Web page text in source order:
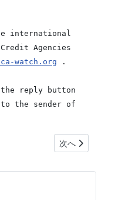
international
Agencies
watch.org .
reply button
the sender of
の意見 次の記事へ:
次へ